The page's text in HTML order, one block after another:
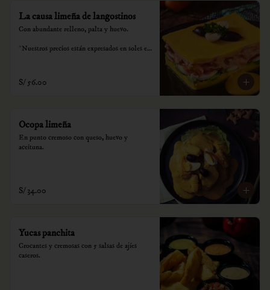
La causa limeña de langostinos
Con abundante relleno, palta y huevo.
*Nuestros precios están expresados en soles e
S/ 56.00
Ocopa limeña
En punto cremoso con queso, huevo y
aceituna.
S/ 34.00
Yucas panchita
Crocantes y cremosas con 5 salsas de ajíes
caseros.